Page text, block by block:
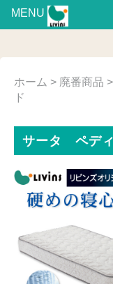
ホーム > 廃番商品
ド
サータ ペデ
MENU